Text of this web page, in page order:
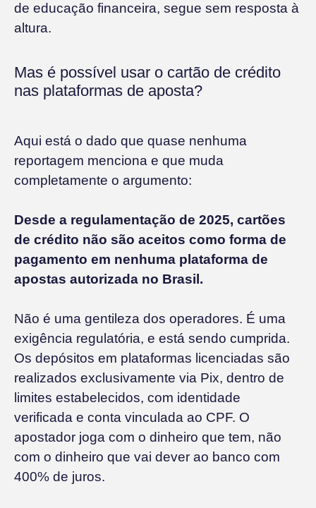
de educação financeira, segue sem resposta à
altura.
Mas é possível usar o cartão de crédito
nas plataformas de aposta?
Aqui está o dado que quase nenhuma
reportagem menciona e que muda
completamente o argumento:
Desde a regulamentação de 2025, cartões
de crédito não são aceitos como forma de
pagamento em nenhuma plataforma de
apostas autorizada no Brasil.
Não é uma gentileza dos operadores. É uma
exigência regulatória, e está sendo cumprida.
Os depósitos em plataformas licenciadas são
realizados exclusivamente via Pix, dentro de
limites estabelecidos, com identidade
verificada e conta vinculada ao CPF. O
apostador joga com o dinheiro que tem, não
com o dinheiro que vai dever ao banco com
400% de juros.